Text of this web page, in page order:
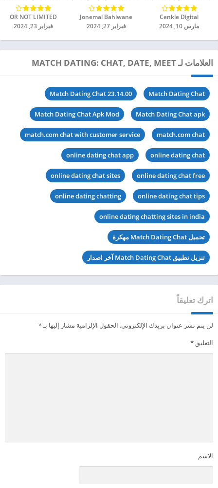
Cenkle Digital‏
مارس 10, 2024
Jonemal Bahlwane‏
فبراير 27, 2024
OR NOT LIMITED‏
فبراير 23, 2024
العلامات لـ MATCH DATING: CHAT, DATE, MEET
Match Dating Chat
Match Dating Chat 23.14.00
Match Dating Chat apk
Match Dating Chat Apk Mod
match.com chat
match.com chat with customer service
online dating chat
online dating chat app
online dating chat free
online dating chat sites
online dating chat tips
online dating chatting
online dating chatting sites in india
تحميل Match Dating Chat مهكرة
تنزيل تطبيق Match Dating Chat آخر اصدار
اترك تعليقاً
لن يتم نشر عنوان بريدك الإلكتروني. الحقول الإلزامية مشار إليها بـ*
التعليق*
الاسم